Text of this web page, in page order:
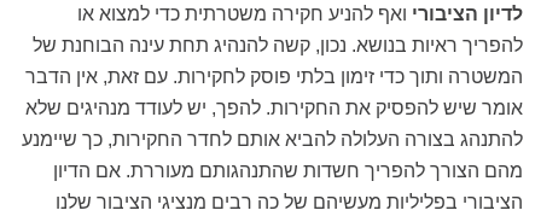
לדיון הציבורי ואף להניע חקירה משטרתית כדי למצוא או
להפריך ראיות בנושא. נכון, קשה להנהיג תחת עינה הבוחנת של
המשטרה ותוך כדי זימון בלתי פוסק לחקירות. עם זאת, אין הדבר
אומר שיש להפסיק את החקירות. להפך, יש לעודד מנהיגים שלא
להתנהג בצורה העלולה להביא אותם לחדר החקירות, כך שיימנע
מהם הצורך להפריך חשדות שהתנהגותם מעוררת. אם הדיון
הציבורי בפליליות מעשיהם של כה רבים מנציגי הציבור שלנו